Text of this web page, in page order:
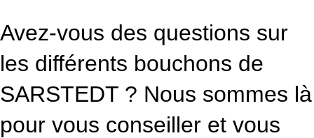
Avez-vous des questions sur
les différents bouchons de
SARSTEDT ? Nous sommes là
pour vous conseiller et vous